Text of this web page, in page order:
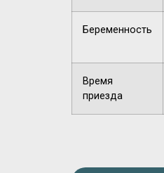
Беременность
Время
приезда